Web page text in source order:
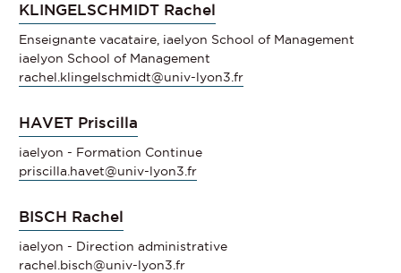
KLINGELSCHMIDT Rachel
Enseignante vacataire, iaelyon School of Management
iaelyon School of Management
rachel.klingelschmidt@univ-lyon3.fr
HAVET Priscilla
iaelyon - Formation Continue
priscilla.havet@univ-lyon3.fr
BISCH Rachel
iaelyon - Direction administrative
rachel.bisch@univ-lyon3.fr